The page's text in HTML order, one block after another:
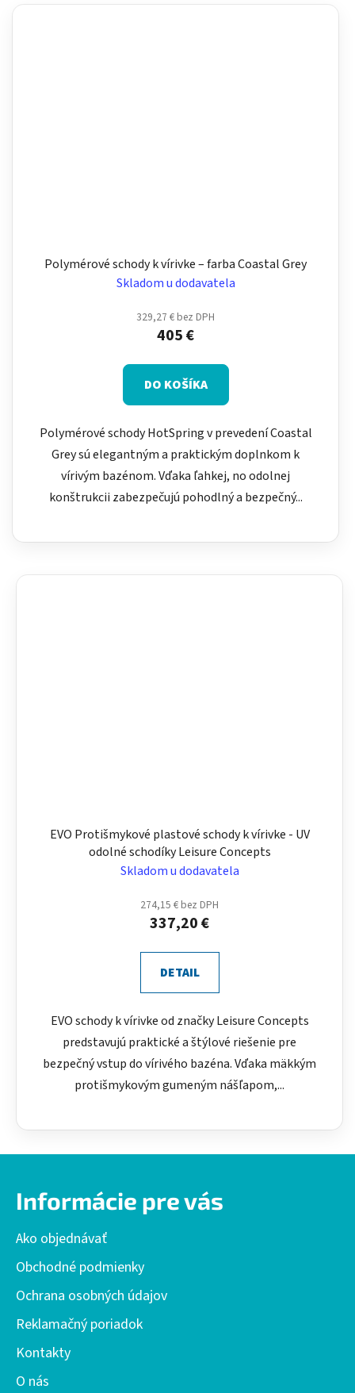
Polymérové schody k vírivke – farba Coastal Grey
Skladom u dodavatela
329,27 € bez DPH
405 €
DO KOŠÍKA
Polymérové schody HotSpring v prevedení Coastal
Grey sú elegantným a praktickým doplnkom k
vírivým bazénom. Vďaka ľahkej, no odolnej
konštrukcii zabezpečujú pohodlný a bezpečný...
EVO Protišmykové plastové schody k vírivke - UV
odolné schodíky Leisure Concepts
Skladom u dodavatela
274,15 € bez DPH
337,20 €
DETAIL
EVO schody k vírivke od značky Leisure Concepts
predstavujú praktické a štýlové riešenie pre
bezpečný vstup do vírivého bazéna. Vďaka mäkkým
protišmykovým gumeným nášľapom,...
Informácie pre vás
Ako objednávať
Obchodné podmienky
Ochrana osobných údajov
Reklamačný poriadok
Kontakty
O nás